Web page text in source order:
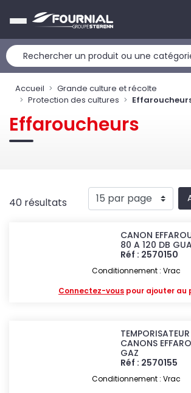
Accueil
Grande culture et récolte
Protection des cultures
Effaroucheurs
40 résultats
CANON
80 A 120 DB
Réf : 2570150
Conditionnement : Vrac
Connectez-vous pour ajouter au
CANONS
GAZ
Réf : 2570155
Conditionnement : Vrac